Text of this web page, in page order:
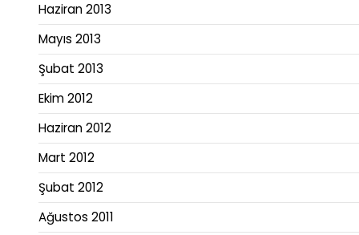
Haziran 2013
Mayıs 2013
Şubat 2013
Ekim 2012
Haziran 2012
Mart 2012
Şubat 2012
Ağustos 2011